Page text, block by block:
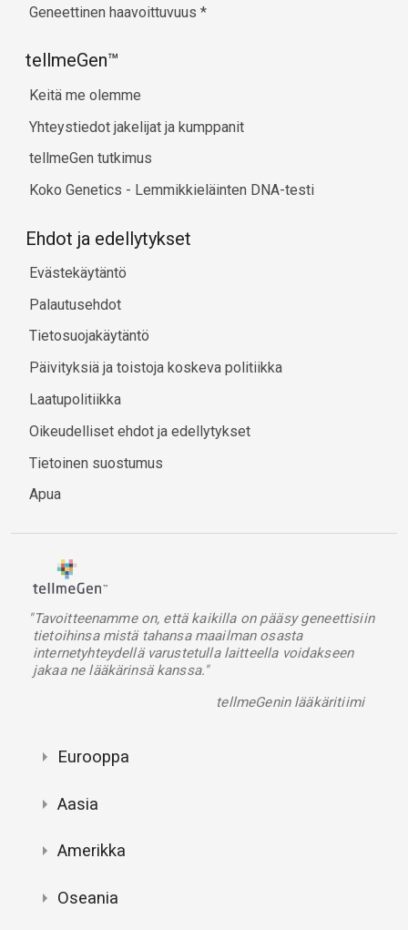
Geneettinen haavoittuvuus *
tellmeGen™
Keitä me olemme
Yhteystiedot jakelijat ja kumppanit
tellmeGen tutkimus
Koko Genetics - Lemmikkieläinten DNA-testi
Ehdot ja edellytykset
Evästekäytäntö
Palautusehdot
Tietosuojakäytäntö
Päivityksiä ja toistoja koskeva politiikka
Laatupolitiikka
Oikeudelliset ehdot ja edellytykset
Tietoinen suostumus
Apua
"Tavoitteenamme on, että kaikilla on pääsy geneettisiin
tietoihinsa mistä tahansa maailman osasta
internetyhteydellä varustetulla laitteella voidakseen
jakaa ne lääkärinsä kanssa."
tellmeGenin lääkäritiimi
Eurooppa
Aasia
Amerikka
Oseania